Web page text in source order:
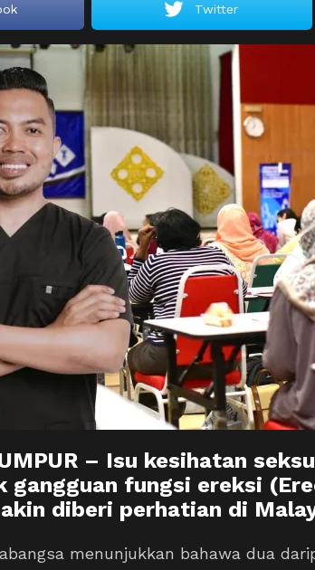
Twitter
– Isu kesihatan
gangguan fungsi ereksi
diberi perhatian di
menunjukkan bahawa dua